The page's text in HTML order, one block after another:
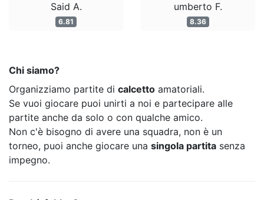
Said A.
6.81
umberto F.
8.36
Chi siamo?
Organizziamo partite di calcetto amatoriali.
Se vuoi giocare puoi unirti a noi e partecipare alle
partite anche da solo o con qualche amico.
Non c'è bisogno di avere una squadra, non è un
torneo, puoi anche giocare una singola partita senza
impegno.